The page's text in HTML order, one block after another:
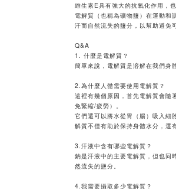
維生素E具有強大的抗氧化作用，
電解質（也稱為礦物鹽）在運動和
汗而自然流失的鹽分，以幫助避免
Q&A
1. 什麼是電解質？
簡單來說，電解質是溶解在我們身
2.為什麼人體需要使用電解質？
這裡有幾個原因，首先電解質會
免緊縮/疲勞）。
它們還可以將水從胃（腸）吸入細
解質不僅有助於保持身體水分，還
3.汗液中含有哪些電解質？
鈉是汗液中的主要電解質，但也
然流失的鹽分。
4.我需要攝取多少電解質？